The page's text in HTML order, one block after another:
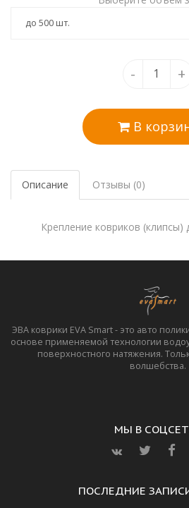
- +
В
Описание Отзывы (0)
Крепление ковриков (клипсы)
ЭВА коврики EVA Smart - это авто
основе применяемой технологии
поверхностного натяжения.
волшебства.
МЫ В
ПОСЛЕДНИЕ